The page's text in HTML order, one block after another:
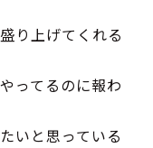
り上げてくれる
ってるのに報わ
いと思っている